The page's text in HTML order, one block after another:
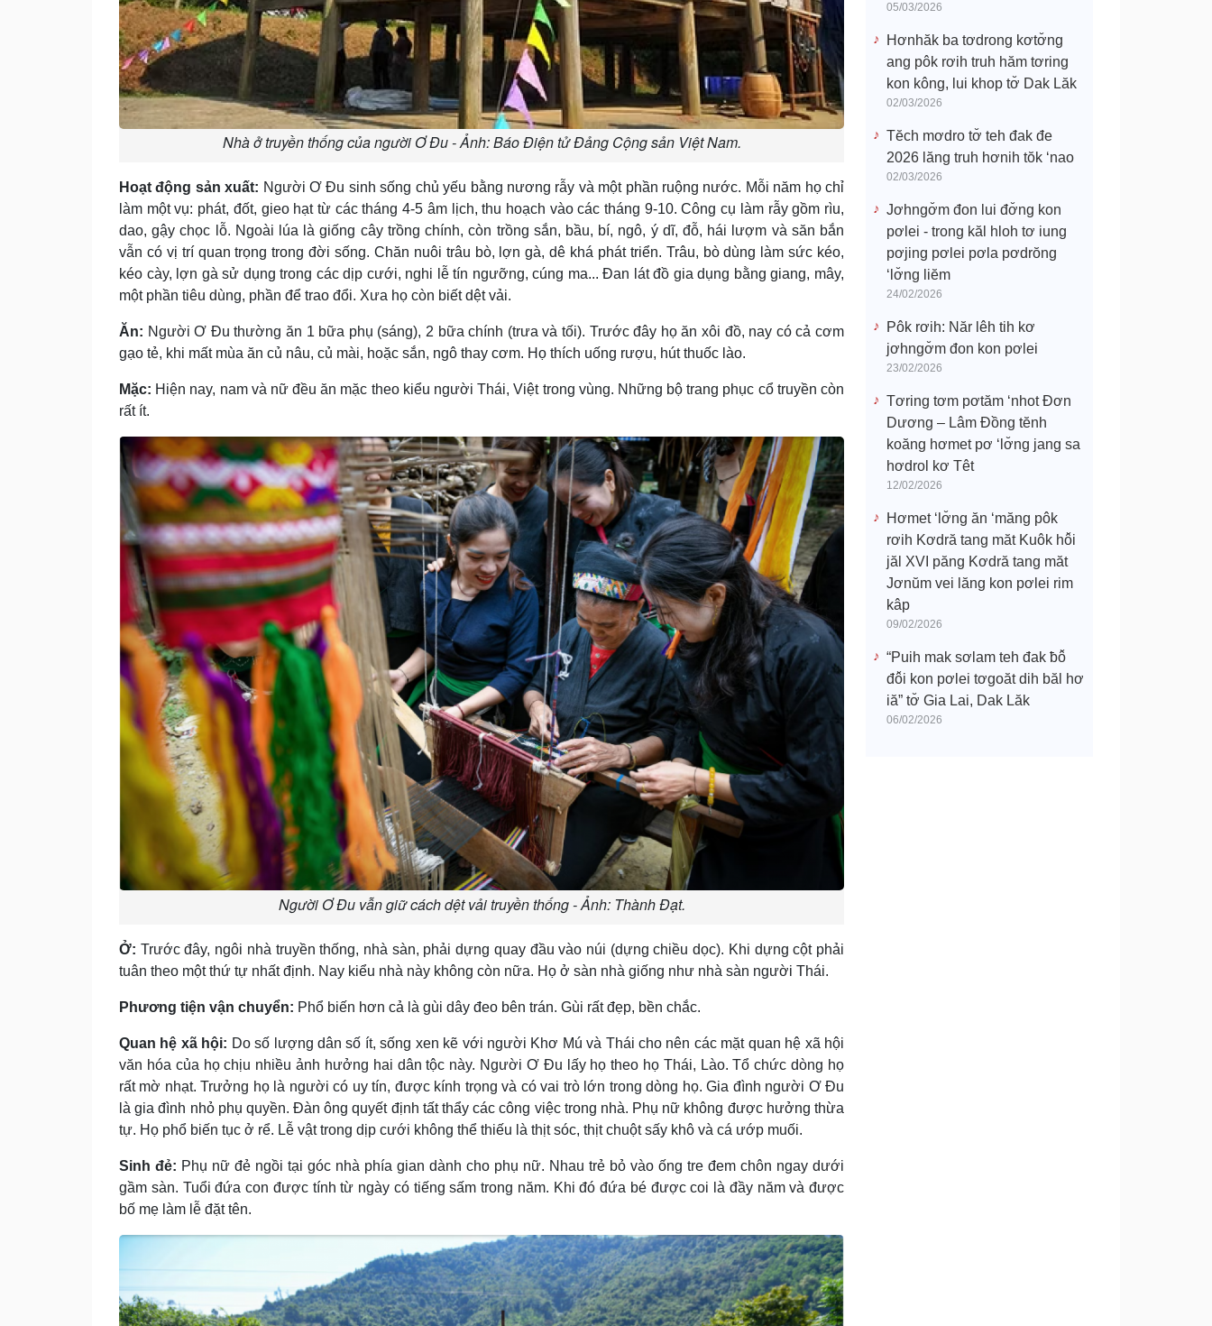
Nhà ở truyền thống của người Ơ Đu - Ảnh: Báo Điện tử Đảng Cộng sản Việt Nam.
Hoạt động sản xuất: Người Ơ Ðu sinh sống chủ yếu bằng nương rẫy và một phần ruộng nước. Mỗi năm họ chỉ
làm một vụ: phát, đốt, gieo hạt từ các tháng 4-5 âm lịch, thu hoạch vào các tháng 9-10. Công cụ làm rẫy gồm rìu,
dao, gậy chọc lỗ. Ngoài lúa là giống cây trồng chính, còn trồng sắn, bầu, bí, ngô, ý dĩ, đỗ, hái lượm và săn bắn
vẫn có vị trí quan trọng trong đời sống. Chăn nuôi trâu bò, lợn gà, dê khá phát triển. Trâu, bò dùng làm sức kéo,
kéo cày, lợn gà sử dụng trong các dịp cưới, nghi lễ tín ngưỡng, cúng ma... Ðan lát đồ gia dụng bằng giang, mây,
một phần tiêu dùng, phần để trao đổi. Xưa họ còn biết dệt vải.
Ăn: Người Ơ Ðu thường ăn 1 bữa phụ (sáng), 2 bữa chính (trưa và tối). Trước đây họ ăn xôi đồ, nay có cả cơm
gạo tẻ, khi mất mùa ăn củ nâu, củ mài, hoặc sắn, ngô thay cơm. Họ thích uống rượu, hút thuốc lào.
Mặc: Hiện nay, nam và nữ đều ăn mặc theo kiểu người Thái, Việt trong vùng. Những bộ trang phục cổ truyền còn
rất ít.
Người Ơ Đu vẫn giữ cách dệt vải truyền thống - Ảnh: Thành Đạt.
Ở: Trước đây, ngôi nhà truyền thống, nhà sàn, phải dựng quay đầu vào núi (dựng chiều dọc). Khi dựng cột phải
tuân theo một thứ tự nhất định. Nay kiểu nhà này không còn nữa. Họ ở sàn nhà giống như nhà sàn người Thái.
Phương tiện vận chuyển: Phổ biến hơn cả là gùi dây đeo bên trán. Gùi rất đẹp, bền chắc.
Quan hệ xã hội: Do số lượng dân số ít, sống xen kẽ với người Khơ Mú và Thái cho nên các mặt quan hệ xã hội
văn hóa của họ chịu nhiều ảnh hưởng hai dân tộc này. Người Ơ Ðu lấy họ theo họ Thái, Lào. Tổ chức dòng họ
rất mờ nhạt. Trưởng họ là người có uy tín, được kính trọng và có vai trò lớn trong dòng họ. Gia đình người Ơ Ðu
là gia đình nhỏ phụ quyền. Ðàn ông quyết định tất thẩy các công việc trong nhà. Phụ nữ không được hưởng thừa
tự. Họ phổ biến tục ở rể. Lễ vật trong dịp cưới không thể thiếu là thịt sóc, thịt chuột sấy khô và cá ướp muối.
Sinh đẻ: Phụ nữ đẻ ngồi tại góc nhà phía gian dành cho phụ nữ. Nhau trẻ bỏ vào ống tre đem chôn ngay dưới
gầm sàn. Tuổi đứa con được tính từ ngày có tiếng sấm trong năm. Khi đó đứa bé được coi là đầy năm và được
bố mẹ làm lễ đặt tên.
05/03/2026
Hơnhăk ba tơdrong kơtơ̆ng
ang pôk rơih truh hăm tơring
kon kông, lui khop tơ̆ Dak Lăk
02/03/2026
Tĕch mơdro tơ̆ teh đak đe
2026 lăng truh hơnih tŏk ‘nao
02/03/2026
Jơhngơ̆m đon lui đơ̆ng kon
pơlei - trong kăl hloh tơ iung
pơjing pơlei pơla pơdrŏng
‘lơ̆ng liĕm
24/02/2026
Pôk rơih: Năr lêh tih kơ
jơhngơ̆m đon kon pơlei
23/02/2026
Tơring tơm pơtăm ‘nhot Đơn
Dương – Lâm Đồng tĕnh
koăng hơmet pơ ‘lơ̆ng jang sa
hơdrol kơ Têt
12/02/2026
Hơmet ‘lơ̆ng ăn ‘măng pôk
rơih Kơdră tang măt Kuôk hô̆i
jăl XVI păng Kơdră tang măt
Jơnŭm vei lăng kon pơlei rim
kâp
09/02/2026
“Puih mak sơlam teh đak ƀô̆
đô̆i kon pơlei tơgoăt dih băl hơ
iă” tơ̆ Gia Lai, Dak Lăk
06/02/2026